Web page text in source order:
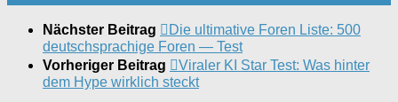
Nächster Beitrag
Die ultimative Foren Liste: 500
deutschsprachige Foren — Test
Vorheriger Beitrag
Viraler KI Star Test: Was hinter
dem Hype wirklich steckt